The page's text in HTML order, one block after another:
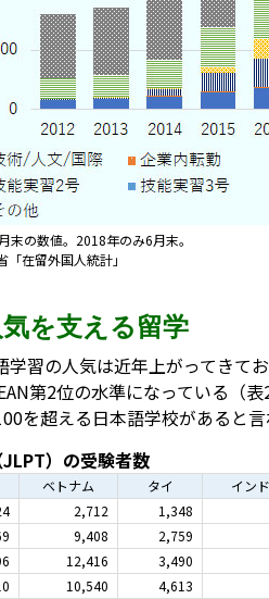
末の数値。2018年のみ6月末。
「在留外国人統計」
を支える留学
学習の人気は近年上がってきて
第2位の水準になっている（
を超える日本語学校があると言
）の受験者数
ベトナム タイ イン
2,712 1,348
9,408 2,759
12,416 3,490
10,540 4,613